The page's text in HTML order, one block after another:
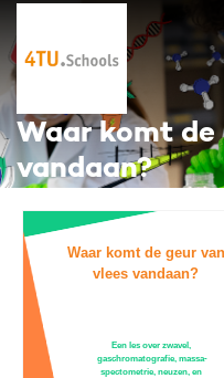
Waar komt de
vandaan?
Waar komt de geur van
vlees vandaan?
Een les over zwavel,
gaschromatografie, massa-
spectometrie, neuzen, en